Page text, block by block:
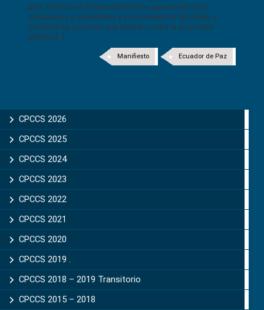
país, rechaza en forma unánime las agresiones a los
ciudadanos y ciudadanas y a los miembros del orden; y
condena las acciones que atentan contra la propiedad
pública [...]
Ecuador de Paz
Manifiesto
CPCCS 2026
CPCCS 2025
CPCCS 2024
CPCCS 2023
CPCCS 2022
CPCCS 2021
CPCCS 2020
CPCCS 2019 .
CPCCS 2018 – 2019 Transitorio
CPCCS 2015 – 2018